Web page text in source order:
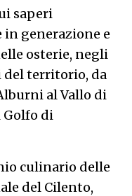
saperi
generazione e
osterie, negli
territorio, da
al Vallo di
Golfo di
culinario delle
del Cilento,